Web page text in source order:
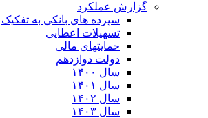
گزارش عملکرد
سپرده های بانکی به تفکیک
تسهیلات اعطایی
حمایتهای مالی
دولت دوازدهم
سال ۱۴۰۰
سال ۱۴۰۱
سال ۱۴۰۲
سال ۱۴۰۳